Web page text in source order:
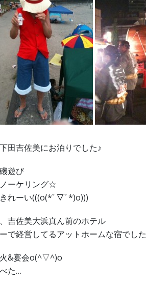
田吉佐美にお泊りでした♪
遊び
ーケリング☆
れーい(((o(*ﾟ▽ﾟ*)o)))
吉佐美大浜真ん前のホテル
で経営してるアットホームな宿でした
&宴会o(^▽^)o
た…